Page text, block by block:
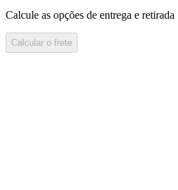
Calcule as opções de entrega e retirada
Calcular o frete